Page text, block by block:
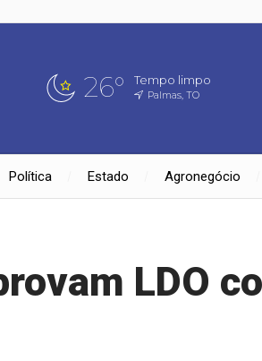
26° Tempo limpo
Palmas, TO
Política Estado Agronegócio
LDO